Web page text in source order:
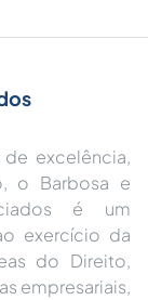
excelência,
o Barbosa e
é um
exercício da
do Direito,
empresariais,